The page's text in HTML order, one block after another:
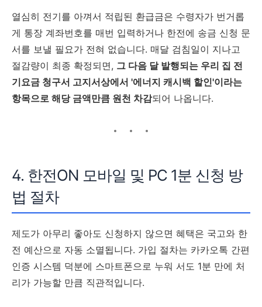
열심히 전기를 아껴서 적립된 환급금은 수령자가 번거롭
게 통장 계좌번호를 매번 입력하거나 한전에 송금 신청 문
서를 보낼 필요가 전혀 없습니다. 매달 검침일이 지나고
절감량이 최종 확정되면, 그 다음 달 발행되는 우리 집 전
기요금 청구서 고지서상에서 '에너지 캐시백 할인'이라는
항목으로 해당 금액만큼 원천 차감되어 나옵니다.
4. 한전ON 모바일 및 PC 1분 신청 방
법 절차
제도가 아무리 좋아도 신청하지 않으면 혜택은 국고와 한
전 예산으로 자동 소멸됩니다. 가입 절차는 카카오톡 간편
인증 시스템 덕분에 스마트폰으로 누워 서도 1분 만에 처
리가 가능할 만큼 직관적입니다.